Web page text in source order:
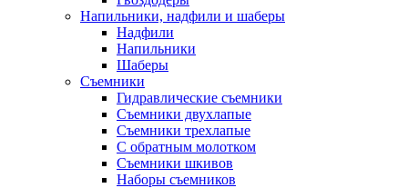
Напильники, надфили и шаберы
Надфили
Напильники
Шаберы
Съемники
Гидравлические съемники
Съемники двухлапые
Съемники трехлапые
С обратным молотком
Съемники шкивов
Наборы съемников